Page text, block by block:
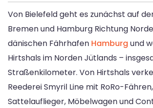
Von Bielefeld geht es zunächst auf
Bremen und Hamburg Richtung
dänischen Fährhafen Hamburg und
Hirtshals im Norden Jütlands –
Straßenkilometer. Von Hirtshals
Reederei Smyril Line mit RoRo-
Sattelauflieger, Möbelwagen und